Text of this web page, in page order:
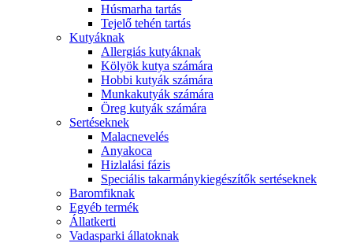
Húsmarha tartás
Tejelő tehén tartás
Kutyáknak
Allergiás kutyáknak
Kölyök kutya számára
Hobbi kutyák számára
Munkakutyák számára
Öreg kutyák számára
Sertéseknek
Malacnevelés
Anyakoca
Hizlalási fázis
Speciális takarmánykiegészítők sertéseknek
Baromfiknak
Egyéb termék
Állatkerti
Vadasparki állatoknak